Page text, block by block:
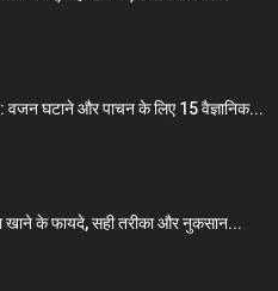
घटाने और पाचन के लिए 15 वैज्ञानिक...
खाने के फायदे, सही तरीका और नुकसान...